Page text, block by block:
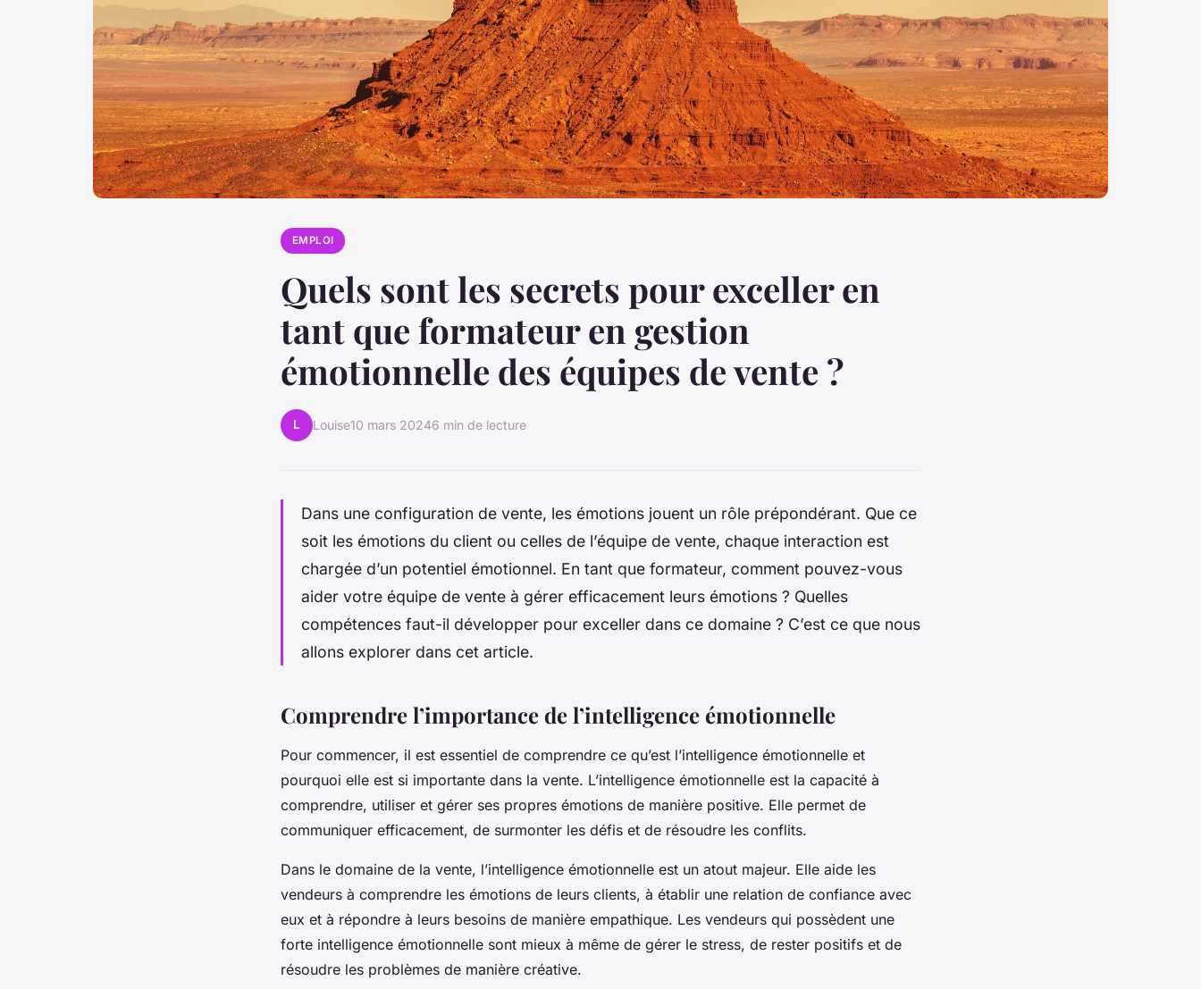
EMPLOI
Quels sont les secrets pour exceller en
tant que formateur en gestion
émotionnelle des équipes de vente ?
L Louise10 mars 20246 min de lecture
Dans une configuration de vente, les émotions jouent un rôle prépondérant. Que ce
soit les émotions du client ou celles de l’équipe de vente, chaque interaction est
chargée d’un potentiel émotionnel. En tant que formateur, comment pouvez-vous
aider votre équipe de vente à gérer efficacement leurs émotions ? Quelles
compétences faut-il développer pour exceller dans ce domaine ? C’est ce que nous
allons explorer dans cet article.
Comprendre l’importance de l’intelligence émotionnelle
Pour commencer, il est essentiel de comprendre ce qu’est l’intelligence émotionnelle et
pourquoi elle est si importante dans la vente. L’intelligence émotionnelle est la capacité à
comprendre, utiliser et gérer ses propres émotions de manière positive. Elle permet de
communiquer efficacement, de surmonter les défis et de résoudre les conflits.
Dans le domaine de la vente, l’intelligence émotionnelle est un atout majeur. Elle aide les
vendeurs à comprendre les émotions de leurs clients, à établir une relation de confiance avec
eux et à répondre à leurs besoins de manière empathique. Les vendeurs qui possèdent une
forte intelligence émotionnelle sont mieux à même de gérer le stress, de rester positifs et de
résoudre les problèmes de manière créative.